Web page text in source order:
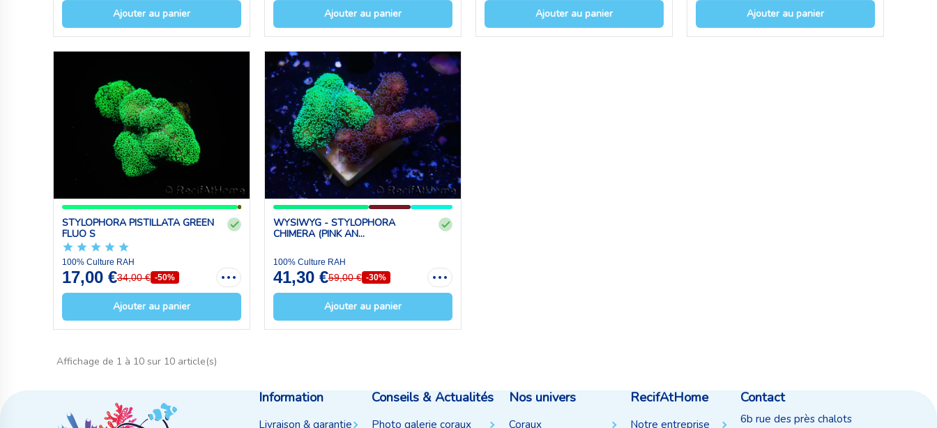
Ajouter au panier Ajouter au panier Ajouter au panier Ajouter au panier
STYLOPHORA PISTILLATA GREEN
FLUO S
100% Culture RAH
17,00 €34,00 € -50%
Ajouter au panier
WYSIWYG - STYLOPHORA
CHIMERA (PINK AN...
100% Culture RAH
41,30 €59,00 € -30%
Ajouter au panier
Affichage de 1 à 10 sur 10 article(s)
Information
Livraison & garantie
Conseils & Actualités
Photo galerie coraux
Nos univers
Coraux
RecifAtHome
Notre entreprise
Contact
6b rue des près chalots